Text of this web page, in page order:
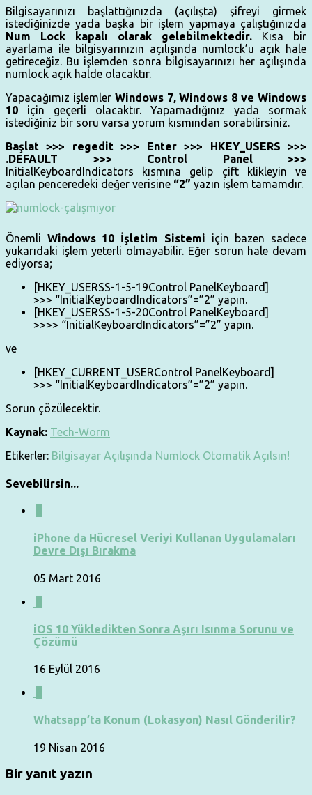
Bilgisayarınızı başlattığınızda (açılışta) şifreyi girmek
istediğinizde yada başka bir işlem yapmaya çalıştığınızda
Num Lock kapalı olarak gelebilmektedir. Kısa bir
ayarlama ile bilgisyarınızın açılışında numlock’u açık hale
getireceğiz. Bu işlemden sonra bilgisayarınızı her açılışında
numlock açık halde olacaktır.
Yapacağımız işlemler Windows 7, Windows 8 ve Windows
10 için geçerli olacaktır. Yapamadığınız yada sormak
istediğiniz bir soru varsa yorum kısmından sorabilirsiniz.
Başlat >>> regedit >>> Enter >>> HKEY_USERS >>>
.DEFAULT >>> Control Panel >>>
InitialKeyboardIndicators kısmına gelip çift klikleyin ve
açılan penceredeki değer verisine “2” yazın işlem tamamdır.
Önemli Windows 10 İşletim Sistemi için bazen sadece
yukarıdaki işlem yeterli olmayabilir. Eğer sorun hale devam
ediyorsa;
[HKEY_USERSS-1-5-19Control PanelKeyboard]
>>> “InitialKeyboardIndicators”=”2” yapın.
[HKEY_USERSS-1-5-20Control PanelKeyboard]
>>>> “InitialKeyboardIndicators”=”2” yapın.
ve
[HKEY_CURRENT_USERControl PanelKeyboard]
>>> “InitialKeyboardIndicators”=”2” yapın.
Sorun çözülecektir.
Kaynak: Tech-Worm
Etikerler: Bilgisayar Açılışında Numlock Otomatik Açılsın!
Sevebilirsin...
iPhone da Hücresel Veriyi Kullanan Uygulamaları
Devre Dışı Bırakma
05 Mart 2016
iOS 10 Yükledikten Sonra Aşırı Isınma Sorunu ve
Çözümü
16 Eylül 2016
Whatsapp’ta Konum (Lokasyon) Nasıl Gönderilir?
19 Nisan 2016
Bir yanıt yazın